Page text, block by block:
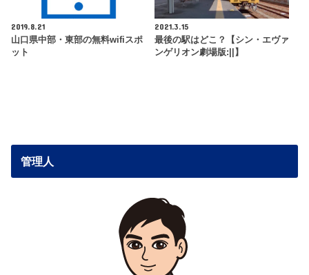
2019.8.21
山口県中部・東部の無料wifiスポ
ット
2021.3.15
最後の駅はどこ？【シン・エヴァ
ンゲリオン劇場版:||】
管理人